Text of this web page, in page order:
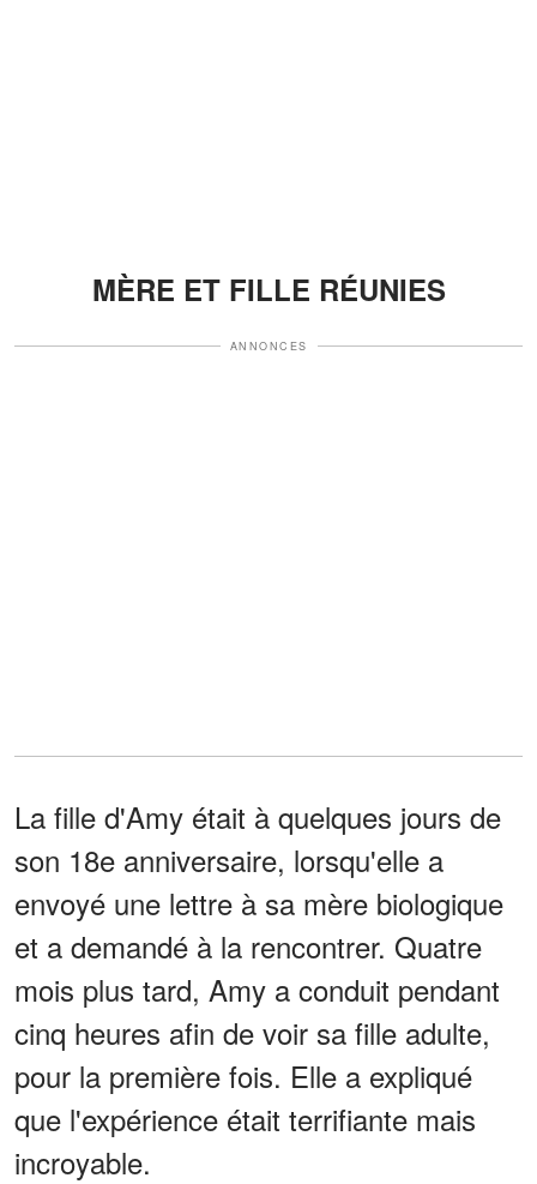
MÈRE ET FILLE RÉUNIES
ANNONCES
La fille d'Amy était à quelques jours de
son 18e anniversaire, lorsqu'elle a
envoyé une lettre à sa mère biologique
et a demandé à la rencontrer. Quatre
mois plus tard, Amy a conduit pendant
cinq heures afin de voir sa fille adulte,
pour la première fois. Elle a expliqué
que l'expérience était terrifiante mais
incroyable.